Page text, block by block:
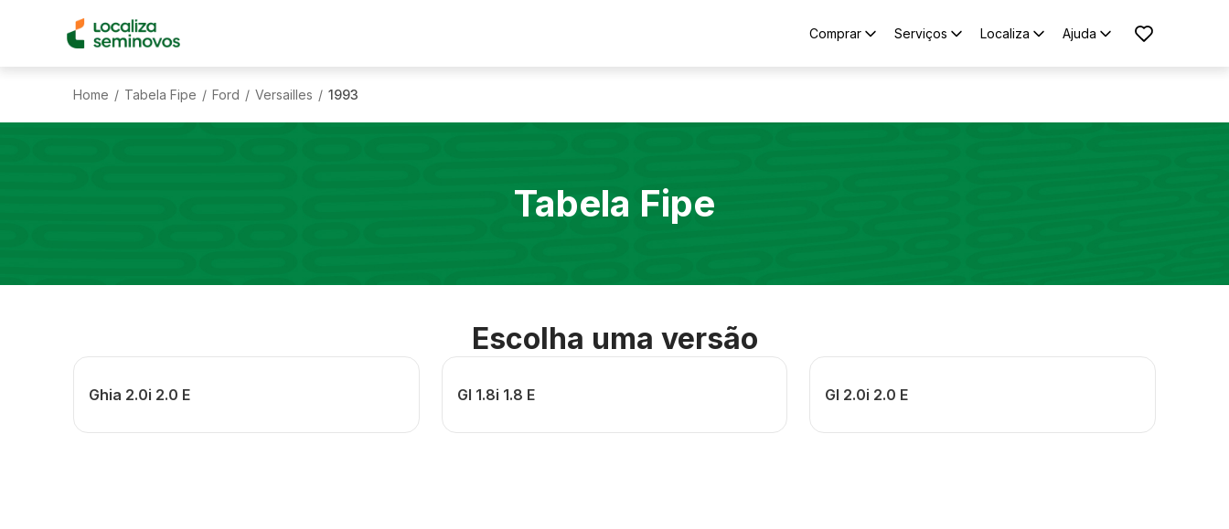
Comprar Serviços Localiza Ajuda
Home / Tabela Fipe / Ford / Versailles / 1993
Tabela Fipe
Escolha uma versão
Ghia 2.0i 2.0 E Gl 1.8i 1.8 E Gl 2.0i 2.0 E